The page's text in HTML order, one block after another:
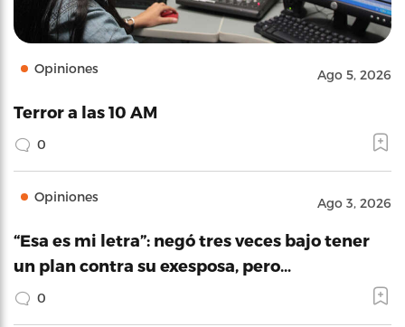
Opiniones Ago 5, 2026
Terror a las 10 AM
0
Opiniones Ago 3, 2026
“Esa es mi letra”: negó tres veces bajo tener
un plan contra su exesposa, pero…
0